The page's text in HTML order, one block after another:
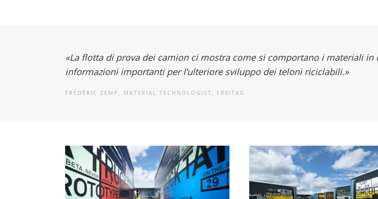
«La flotta di prova dei camion ci mostra come si comportano i materiali
informazioni importanti per l’ulteriore sviluppo dei teloni riciclabili.»
FRÉDÉRIC ZEMP, MATERIAL TECHNOLOGIST, FREITAG